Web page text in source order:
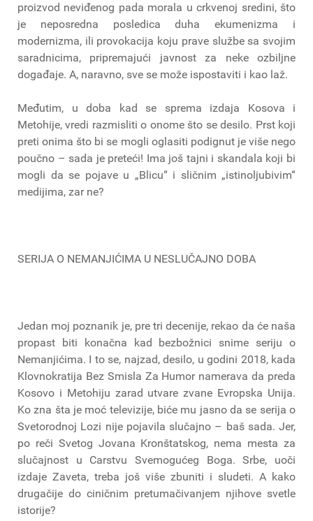
proizvod neviđenog pada morala u crkvenoj sredini, što
je neposredna posledica duha ekumenizma i
modernizma, ili provokacija koju prave službe sa svojim
saradnicima, pripremajući javnost za neke ozbiljne
događaje. A, naravno, sve se može ispostaviti i kao laž.
Međutim, u doba kad se sprema izdaja Kosova i
Metohije, vredi razmisliti o onome što se desilo. Prst koji
preti onima što bi se mogli oglasiti podignut je više nego
poučno – sada je preteći! Ima još tajni i skandala koji bi
mogli da se pojave u „Blicu“ i sličnim „istinoljubivim“
medijima, zar ne?
SERIJA O NEMANJIĆIMA U NESLUČAJNO DOBA
Jedan moj poznanik je, pre tri decenije, rekao da će naša
propast biti konačna kad bezbožnici snime seriju o
Nemanjićima. I to se, najzad, desilo, u godini 2018, kada
Klovnokratija Bez Smisla Za Humor namerava da preda
Kosovo i Metohiju zarad utvare zvane Evropska Unija.
Ko zna šta je moć televizije, biće mu jasno da se serija o
Svetorodnoj Lozi nije pojavila slučajno – baš sada. Jer,
po reči Svetog Jovana Kronštatskog, nema mesta za
slučajnost u Carstvu Svemogućeg Boga. Srbe, uoči
izdaje Zaveta, treba još više zbuniti i sludeti. A kako
drugačije do ciničnim pretumačivanjem njihove svetle
istorije?